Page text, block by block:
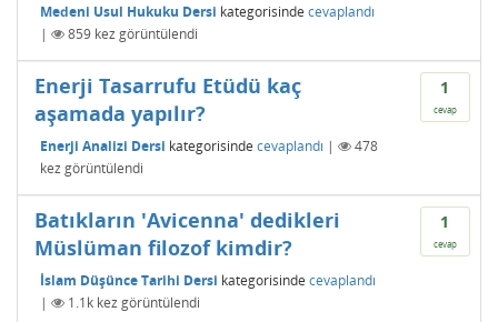
Medeni Usul Hukuku Dersi kategorisinde cevaplandı
|
859 kez görüntülendi
1
cevap
Enerji Tasarrufu Etüdü kaç
aşamada yapılır?
Enerji Analizi Dersi kategorisinde cevaplandı |
478
kez görüntülendi
1
cevap
Batıkların 'Avicenna' dedikleri
Müslüman filozof kimdir?
İslam Düşünce Tarihi Dersi kategorisinde cevaplandı
|
1.1k kez görüntülendi